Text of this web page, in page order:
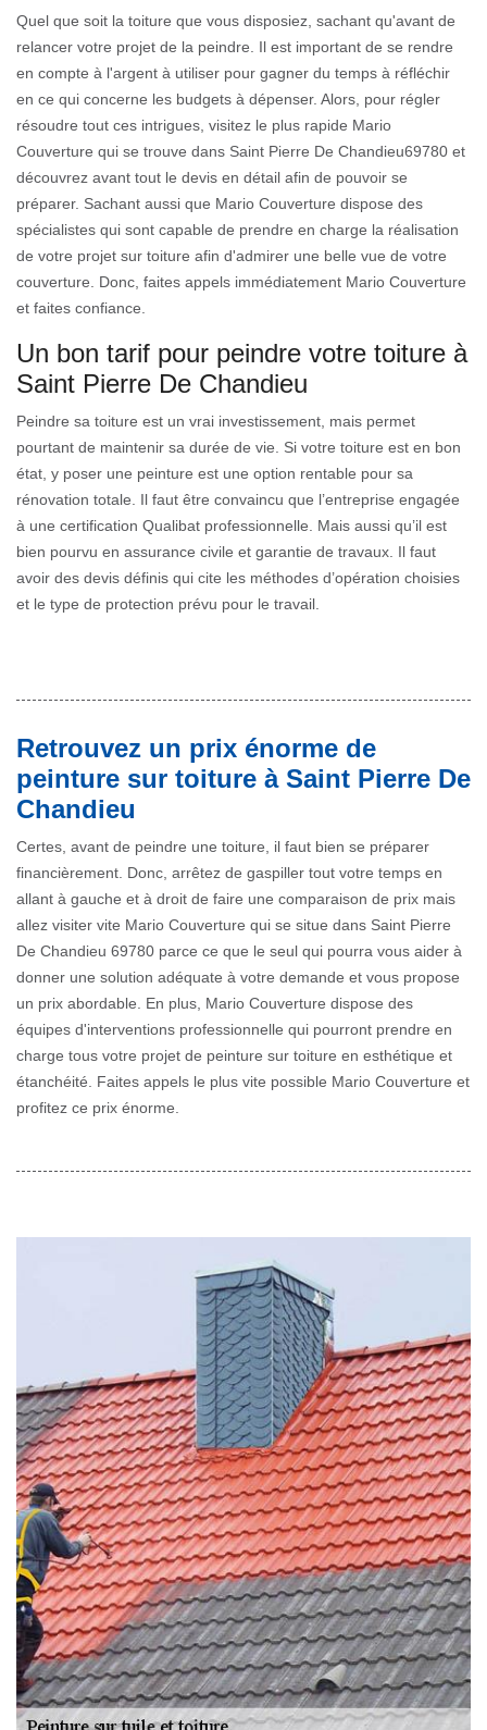
Quel que soit la toiture que vous disposiez, sachant qu'avant de
relancer votre projet de la peindre. Il est important de se rendre
en compte à l'argent à utiliser pour gagner du temps à réfléchir
en ce qui concerne les budgets à dépenser. Alors, pour régler
résoudre tout ces intrigues, visitez le plus rapide Mario
Couverture qui se trouve dans Saint Pierre De Chandieu69780 et
découvrez avant tout le devis en détail afin de pouvoir se
préparer. Sachant aussi que Mario Couverture dispose des
spécialistes qui sont capable de prendre en charge la réalisation
de votre projet sur toiture afin d'admirer une belle vue de votre
couverture. Donc, faites appels immédiatement Mario Couverture
et faites confiance.
Un bon tarif pour peindre votre toiture à
Saint Pierre De Chandieu
Peindre sa toiture est un vrai investissement, mais permet
pourtant de maintenir sa durée de vie. Si votre toiture est en bon
état, y poser une peinture est une option rentable pour sa
rénovation totale. Il faut être convaincu que l’entreprise engagée
à une certification Qualibat professionnelle. Mais aussi qu’il est
bien pourvu en assurance civile et garantie de travaux. Il faut
avoir des devis définis qui cite les méthodes d’opération choisies
et le type de protection prévu pour le travail.
Retrouvez un prix énorme de
peinture sur toiture à Saint Pierre De
Chandieu
Certes, avant de peindre une toiture, il faut bien se préparer
financièrement. Donc, arrêtez de gaspiller tout votre temps en
allant à gauche et à droit de faire une comparaison de prix mais
allez visiter vite Mario Couverture qui se situe dans Saint Pierre
De Chandieu 69780 parce ce que le seul qui pourra vous aider à
donner une solution adéquate à votre demande et vous propose
un prix abordable. En plus, Mario Couverture dispose des
équipes d'interventions professionnelle qui pourront prendre en
charge tous votre projet de peinture sur toiture en esthétique et
étanchéité. Faites appels le plus vite possible Mario Couverture et
profitez ce prix énorme.